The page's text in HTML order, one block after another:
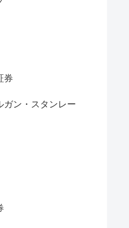
券
ガン・スタンレー